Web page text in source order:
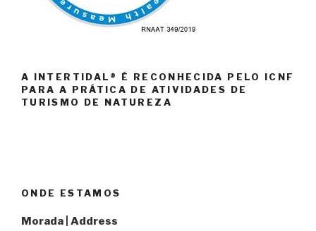
A INTERTIDAL® É RECONHECIDA PELO ICNF
PARA A PRÁTICA DE ATIVIDADES DE
TURISMO DE NATUREZA
ONDE ESTAMOS
Morada | Address